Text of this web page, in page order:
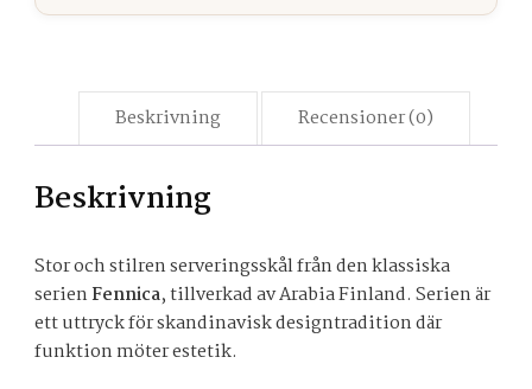
Beskrivning Recensioner (0)
Beskrivning
Stor och stilren serveringsskål från den klassiska
serien Fennica, tillverkad av Arabia Finland. Serien är
ett uttryck för skandinavisk designtradition där
funktion möter estetik.